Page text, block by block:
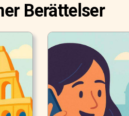
Berättelser